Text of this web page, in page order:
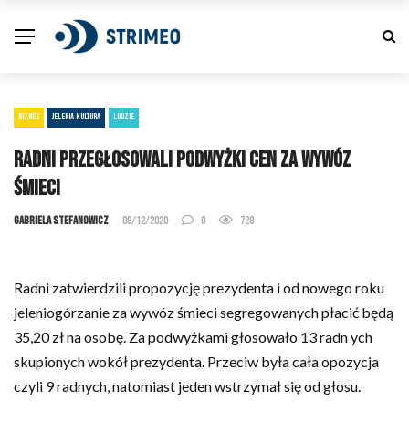
BIZNES JELENIA KULTURA LUDZIE
Radni przegłosowali podwyżki cen za wywóz
śmieci
Gabriela Stefanowicz 08/12/2020 0 728
Radni zatwierdzili propozycję prezydenta i od nowego roku
jeleniogórzanie za wywóz śmieci segregowanych płacić będą
35,20 zł na osobę. Za podwyżkami głosowało 13 radn ych
skupionych wokół prezydenta. Przeciw była cała opozycja
czyli 9 radnych, natomiast jeden wstrzymał się od głosu.